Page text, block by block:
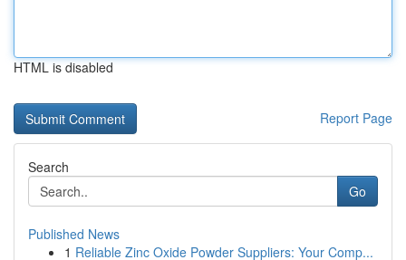
HTML is disabled
Report Page
Search
Go
Published News
1 Reliable Zinc Oxide Powder Suppliers: Your Comp...